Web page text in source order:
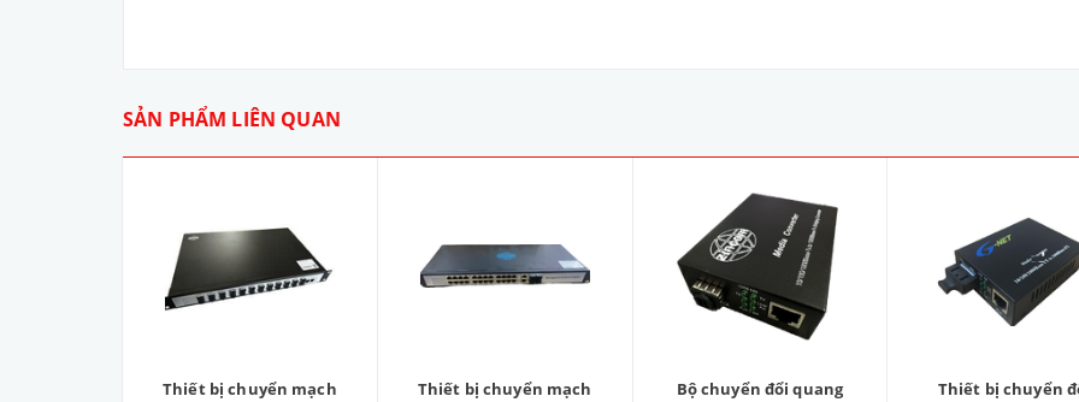
SẢN PHẨM LIÊN QUAN
Thiết bị chuyển mạch
Thiết bị chuyển mạch
Bộ chuyển đổi quang
Thiết bị chuyển